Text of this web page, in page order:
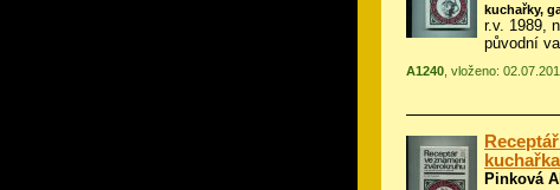
kuchařky,
r.v. 1989,
původní
A1240 , vloženo:
Pinková